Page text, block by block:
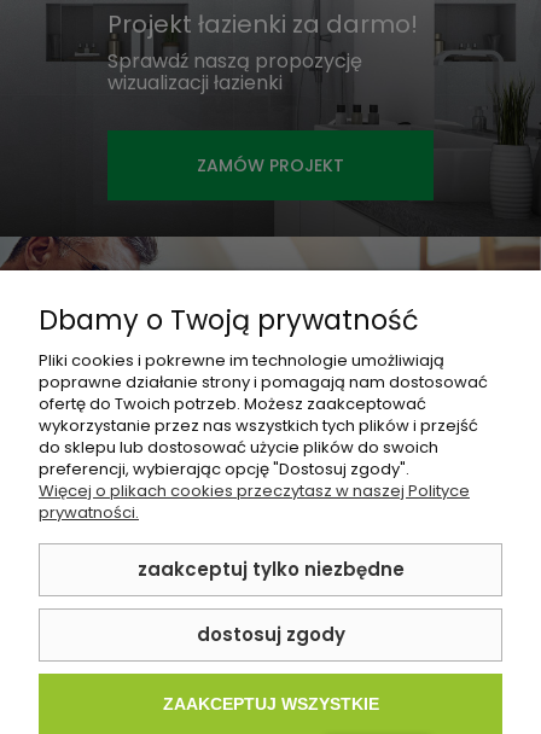
Projekt łazienki za darmo!
Sprawdź naszą propozycję
wizualizacji łazienki
ZAMÓW PROJEKT
Współpracuj z nami i otrzymaj
najlepsze rabaty!
ZOBACZ OFERTĘ
Zakupy
Pomoc
Dbamy o Twoją prywatność
Pliki cookies i pokrewne im technologie umożliwiają
poprawne działanie strony i pomagają nam dostosować
ofertę do Twoich potrzeb. Możesz zaakceptować
wykorzystanie przez nas wszystkich tych plików i przejść
do sklepu lub dostosować użycie plików do swoich
preferencji, wybierając opcję "Dostosuj zgody".
Więcej o plikach cookies przeczytasz w naszej Polityce
prywatności.
zaakceptuj tylko niezbędne
dostosuj zgody
ZAAKCEPTUJ WSZYSTKIE